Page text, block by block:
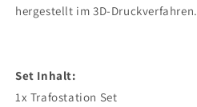
hergestellt im 3D-Druckverfahren.
Set Inhalt:
1x Trafostation Set